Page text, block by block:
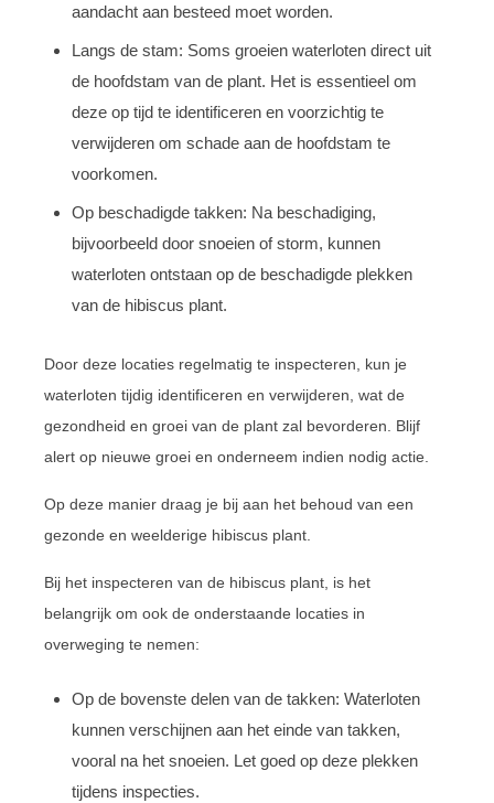
aandacht aan besteed moet worden.
Langs de stam: Soms groeien waterloten direct uit
de hoofdstam van de plant. Het is essentieel om
deze op tijd te identificeren en voorzichtig te
verwijderen om schade aan de hoofdstam te
voorkomen.
Op beschadigde takken: Na beschadiging,
bijvoorbeeld door snoeien of storm, kunnen
waterloten ontstaan op de beschadigde plekken
van de hibiscus plant.
Door deze locaties regelmatig te inspecteren, kun je
waterloten tijdig identificeren en verwijderen, wat de
gezondheid en groei van de plant zal bevorderen. Blijf
alert op nieuwe groei en onderneem indien nodig actie.
Op deze manier draag je bij aan het behoud van een
gezonde en weelderige hibiscus plant.
Bij het inspecteren van de hibiscus plant, is het
belangrijk om ook de onderstaande locaties in
overweging te nemen:
Op de bovenste delen van de takken: Waterloten
kunnen verschijnen aan het einde van takken,
vooral na het snoeien. Let goed op deze plekken
tijdens inspecties.